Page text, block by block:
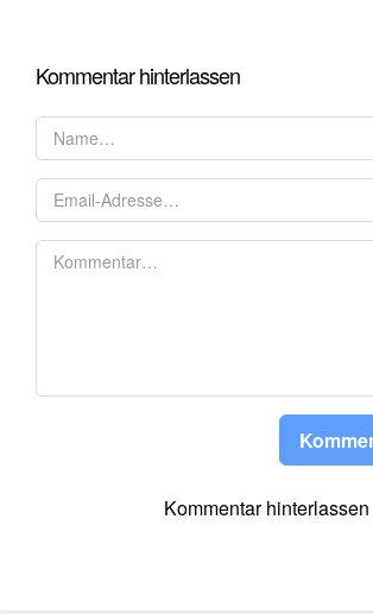
Kommentar hinterlassen
Kommentar hinterlassen